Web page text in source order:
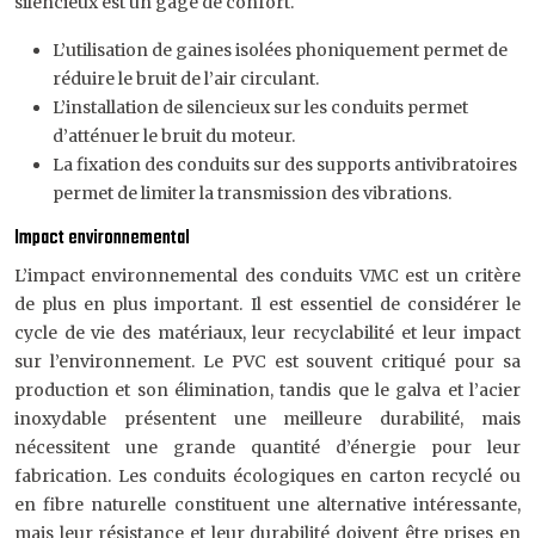
L’utilisation de gaines isolées phoniquement permet de
réduire le bruit de l’air circulant.
L’installation de silencieux sur les conduits permet
d’atténuer le bruit du moteur.
La fixation des conduits sur des supports antivibratoires
permet de limiter la transmission des vibrations.
Impact environnemental
L’impact environnemental des conduits VMC est un critère
de plus en plus important. Il est essentiel de considérer le
cycle de vie des matériaux, leur recyclabilité et leur impact
sur l’environnement. Le PVC est souvent critiqué pour sa
production et son élimination, tandis que le galva et l’acier
inoxydable présentent une meilleure durabilité, mais
nécessitent une grande quantité d’énergie pour leur
fabrication. Les conduits écologiques en carton recyclé ou
en fibre naturelle constituent une alternative intéressante,
mais leur résistance et leur durabilité doivent être prises en